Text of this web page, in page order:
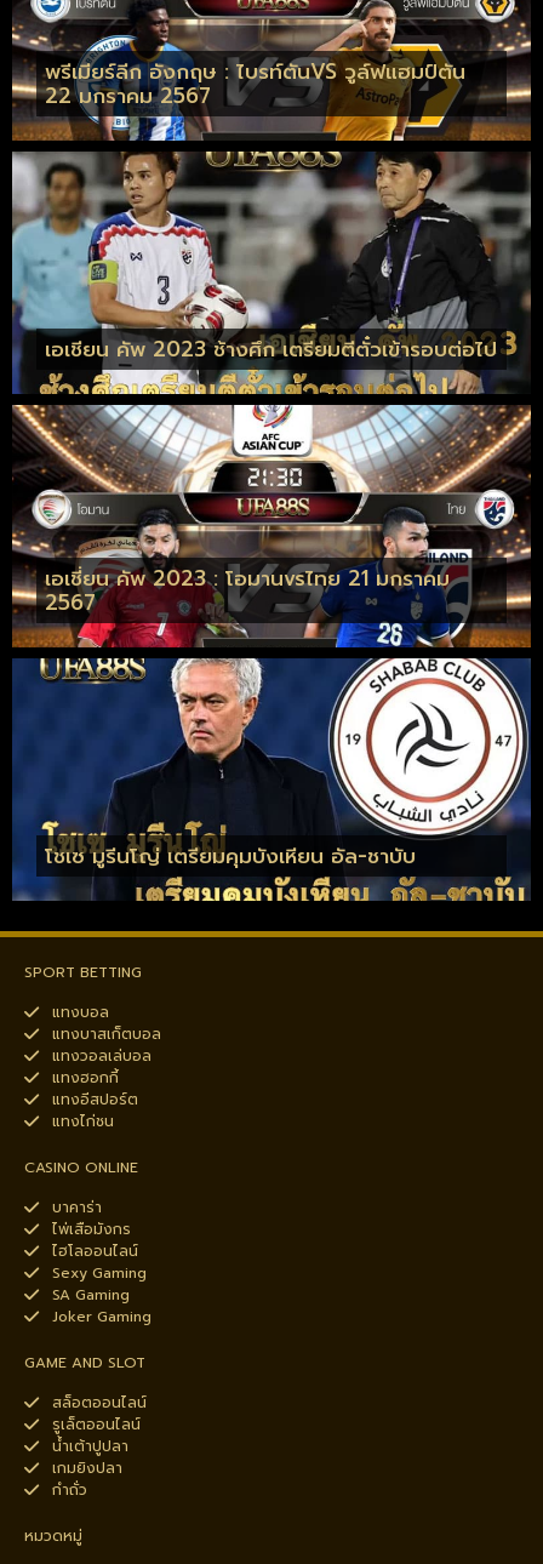
พรีเมียร์ลีก อังกฤษ : ไบรท์ตันVS วูล์ฟแฮมป์ตัน
22 มกราคม 2567
เอเชียน คัพ 2023 ช้างศึก เตรียมตีตั๋วเข้ารอบต่อไป
เอเชี่ยน คัพ 2023 : โอมานvsไทย 21 มกราคม
2567
โชเซ มูรีนโญ่ เตรียมคุมบังเหียน อัล-ชาบับ
SPORT BETTING
แทงบอล
แทงบาสเก็ตบอล
แทงวอลเล่บอล
แทงฮอกกี้
แทงอีสปอร์ต
แทงไก่ชน
CASINO ONLINE
บาคาร่า
ไพ่เสือมังกร
ไฮโลออนไลน์
Sexy Gaming
SA Gaming
Joker Gaming
GAME AND SLOT
สล็อตออนไลน์
รูเล็ตออนไลน์
น้ำเต้าปูปลา
เกมยิงปลา
กำถั่ว
หมวดหมู่